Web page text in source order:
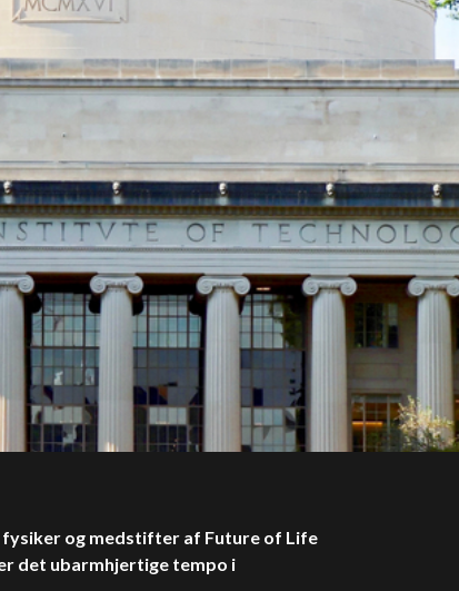
og medstifter af Future of Life
det ubarmhjertige tempo i